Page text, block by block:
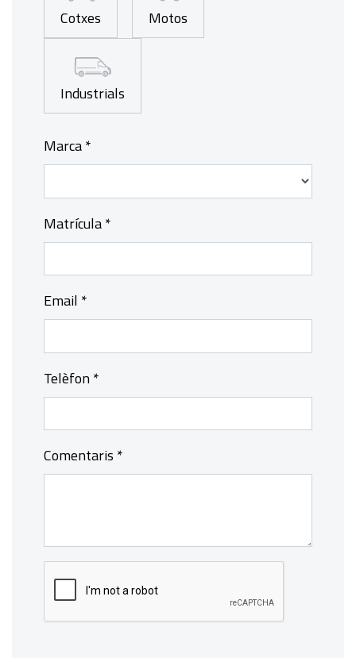
Cotxes Motos
Industrials
Marca *
Matrícula *
Email *
Telèfon *
Comentaris *